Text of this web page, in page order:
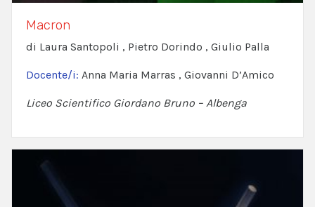
Macron
di Laura Santopoli , Pietro Dorindo , Giulio Palla
Docente/i: Anna Maria Marras , Giovanni D’Amico
Liceo Scientifico Giordano Bruno – Albenga